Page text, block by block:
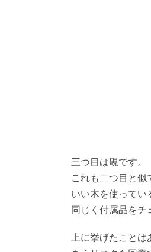
三つ目は硯です。
これも二つ目と似
いい木を使ってい
同じく付属品をチ
上に挙げたこと